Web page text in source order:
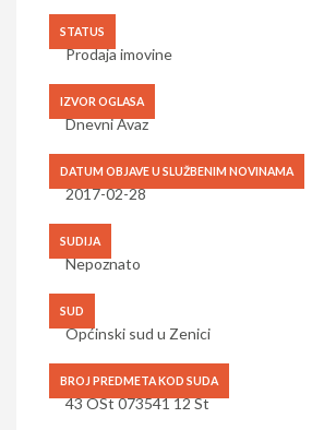
STATUS
Prodaja imovine
IZVOR OGLASA
Dnevni Avaz
DATUM OBJAVE U SLUŽBENIM NOVINAMA
2017-02-28
SUDIJA
Nepoznato
SUD
Općinski sud u Zenici
BROJ PREDMETA KOD SUDA
43 OSt 073541 12 St